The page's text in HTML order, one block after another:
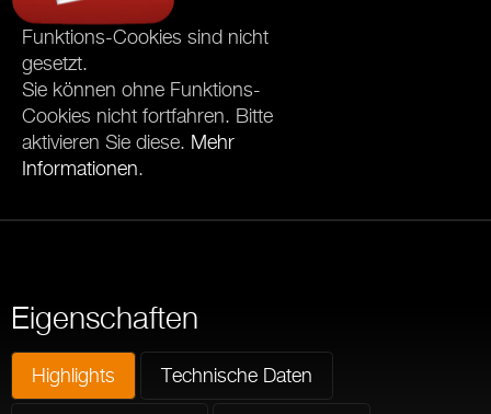
Funktions-Cookies sind nicht
gesetzt.
Sie können ohne Funktions-
Cookies nicht fortfahren. Bitte
aktivieren Sie diese. Mehr
Informationen.
Eigenschaften
Highlights Technische Daten